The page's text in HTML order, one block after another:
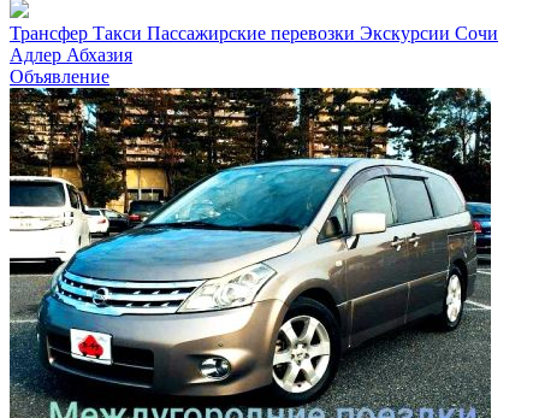
Трансфер Такси Пассажирские перевозки Экскурсии Сочи
Адлер Абхазия
Объявление